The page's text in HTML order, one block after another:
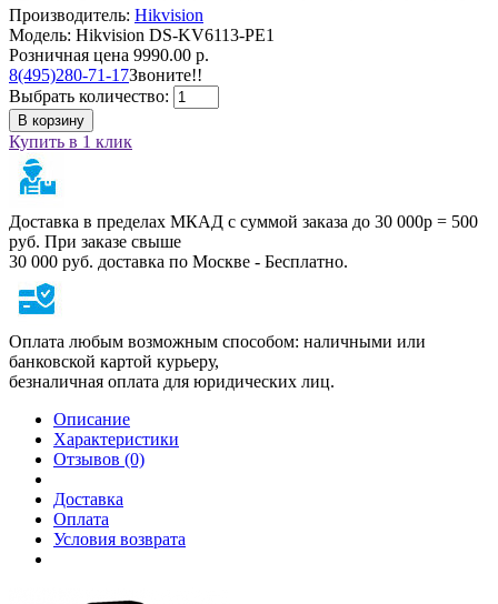
Производитель: Hikvision
Модель: Hikvision DS-KV6113-PE1
Розничная цена 9990.00 р.
8(495)280-71-17Звоните!!
Выбрать количество:
В корзину
Купить в 1 клик
Доставка в пределах МКАД с суммой заказа до 30 000р = 500
руб. При заказе свыше
30 000 руб. доставка по Москве - Бесплатно.
Оплата любым возможным способом: наличными или
банковской картой курьеру,
безналичная оплата для юридических лиц.
Описание
Характеристики
Отзывов (0)
Доставка
Оплата
Условия возврата